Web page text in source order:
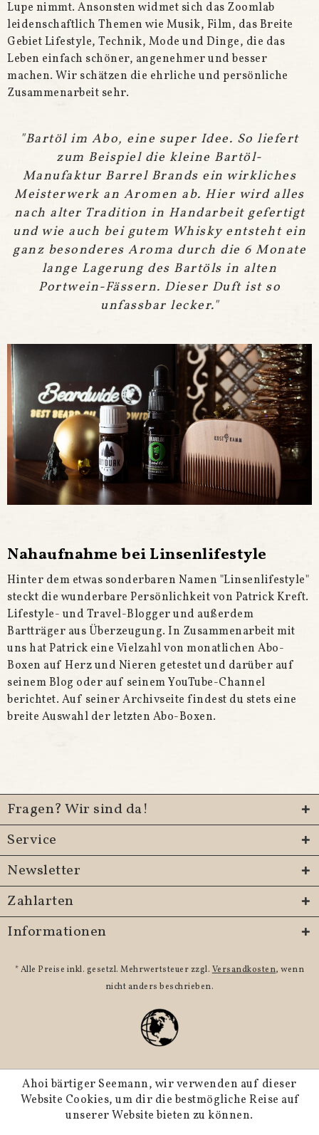
Lupe nimmt. Ansonsten widmet sich das Zoomlab
leidenschaftlich Themen wie Musik, Film, das Breite
Gebiet Lifestyle, Technik, Mode und Dinge, die das
Leben einfach schöner, angenehmer und besser
machen. Wir schätzen die ehrliche und persönliche
Zusammenarbeit sehr.
"Bartöl im Abo, eine super Idee. So liefert
zum Beispiel die kleine Bartöl-
Manufaktur Barrel Brands ein wirkliches
Meisterwerk an Aromen ab. Hier wird alles
nach alter Tradition in Handarbeit gefertigt
und wie auch bei gutem Whisky entsteht ein
ganz besonderes Aroma durch die 6 Monate
lange Lagerung des Bartöls in alten
Portwein-Fässern. Dieser Duft ist so
unfassbar lecker."
Nahaufnahme bei Linsenlifestyle
Hinter dem etwas sonderbaren Namen "Linsenlifestyle"
steckt die wunderbare Persönlichkeit von Patrick Kreft.
Lifestyle- und Travel-Blogger und außerdem
Bartträger aus Überzeugung. In Zusammenarbeit mit
uns hat Patrick eine Vielzahl von monatlichen Abo-
Boxen auf Herz und Nieren getestet und darüber auf
seinem Blog oder auf seinem YouTube-Channel
berichtet. Auf seinerArchivseite findest du stets eine
breite Auswahl der letzten Abo-Boxen.
Fragen? Wir sind da!
Service
Newsletter
Zahlarten
Informationen
* Alle Preise inkl. gesetzl. Mehrwertsteuer zzgl.Versandkosten, wenn
nicht anders beschrieben.
Ahoi bärtiger Seemann, wir verwenden auf dieser
Website Cookies, um dir die bestmögliche Reise auf
unserer Website bieten zu können.